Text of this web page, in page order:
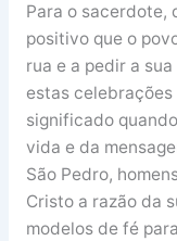
Para o sacerdote,
positivo que o
rua e a pedir a
estas
significado
vida e da
São Pedro,
Cristo a razão da
modelos de fé